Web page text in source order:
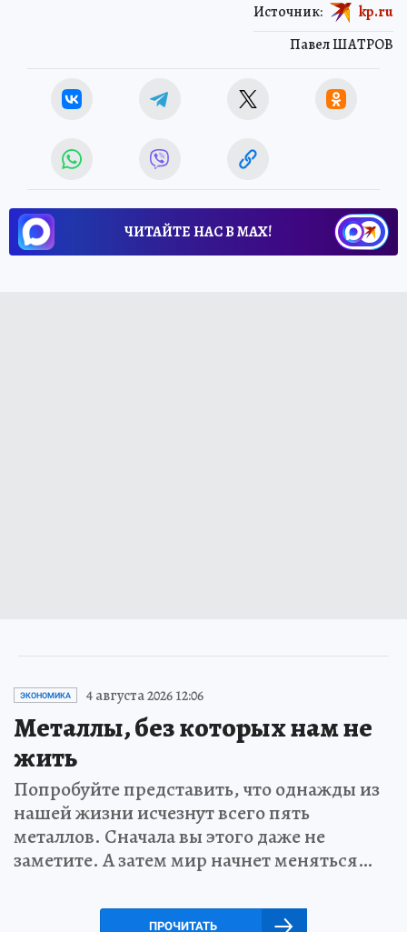
Павел ШАТРОВ
Источник: kp.ru
ЧИТАЙТЕ НАС В МАХ!
ЭКОНОМИКА 4 августа 2026 12:06
Металлы, без которых нам не
жить
Попробуйте представить, что однажды из
нашей жизни исчезнут всего пять
металлов. Сначала вы этого даже не
заметите. А затем мир начнет меняться…
ПРОЧИТАТЬ